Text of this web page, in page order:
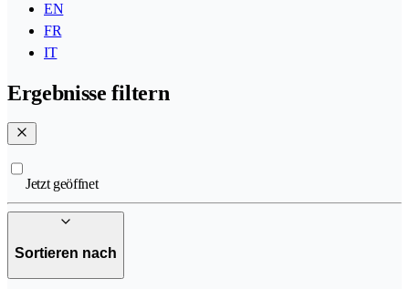
EN
FR
IT
Ergebnisse filtern
Jetzt geöffnet
Sortieren nach